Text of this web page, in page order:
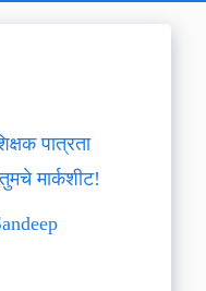
पात्रता
मार्कशीट!